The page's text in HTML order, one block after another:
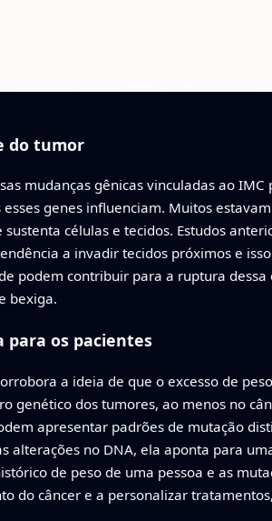
do tumor
mudanças gênicas vinculadas ao
esses genes influenciam. Muitos
células e tecidos. Estudos
a invadir tecidos próximos e
podem contribuir para a ruptura
bexiga.
para os pacientes
a ideia de que o excesso de
genético dos tumores, ao menos no
apresentar padrões de mutação
alterações no DNA, ela aponta para
de peso de uma pessoa e as
do câncer e a personalizar